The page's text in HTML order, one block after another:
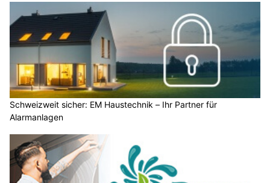
Schweizweit sicher: EM Haustechnik – Ihr Partner für
Alarmanlagen